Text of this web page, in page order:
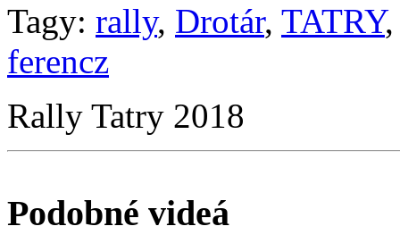
Tagy: rally, Drotár, TATRY
ferencz
Rally Tatry 2018
Podobné videá